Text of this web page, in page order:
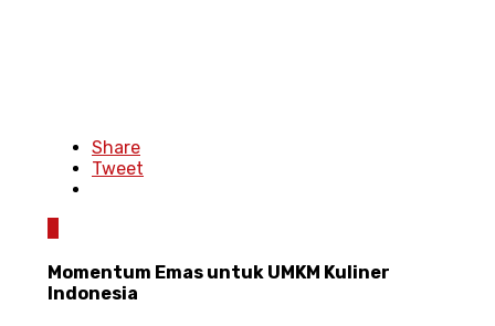
Share
Tweet
Momentum Emas untuk UMKM Kuliner
Indonesia